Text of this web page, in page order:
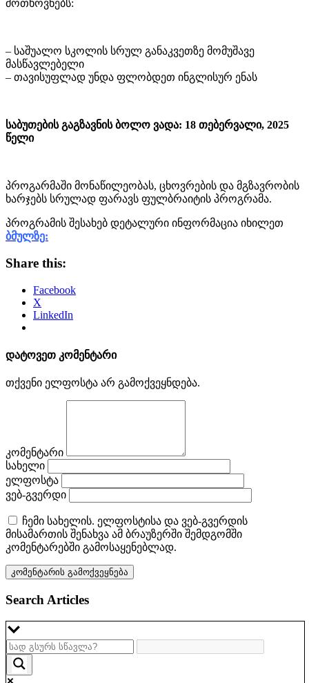
მოთხოვნებს:
– საშუალო სკოლის სრულ განაკვეთზე მომუშავე
მასწავლებელი
– თავისუფლად უნდა ფლობდეთ ინგლისურ ენას
საბუთების გაგზავნის ბოლო ვადა: 18 თებერვალი, 2025
წელი
პროგარმაში მონაწილეობას, ცხოვრების და მგზავრობის
ხარჯებს სრულად ფარავს ფულბრაიტის პროგრამა.
პროგრამის შესახებ დეტალური ინფორმაცია იხილეთ
ბმულზე:
Share this:
Facebook
X
LinkedIn
დატოვეთ კომენტარი
თქვენი ელფოსტა არ გამოქვეყნდება.
კომენტარი
სახელი
ელფოსტა
ვებ-გვერდი
ჩემი სახელის. ელფოსტისა და ვებ-გვერდის
მისამართის შენახვა ამ ბრაუზერში შემდგომში
კომენტარებში გამოსაყენებლად.
Search Articles